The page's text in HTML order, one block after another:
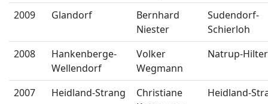
2009 Glandorf
Bernhard
Niester
Sudendorf-
Schierloh
2008
Hankenberge-
Wellendorf
Volker
Wegmann
Natrup-Hilter
2007 Heidland-Strang
Christiane
Heidland-